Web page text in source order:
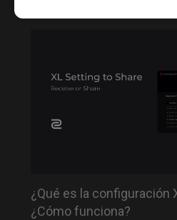
¿Qué es la configuración
¿Cómo funciona?